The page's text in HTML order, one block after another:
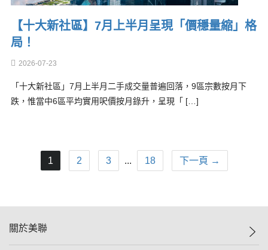
【十大新社區】7月上半月呈現「價穩量縮」格
局！
2026-07-23
「十大新社區」7月上半月二手成交量普遍回落，9區宗數按月下
跌，惟當中6區平均實用呎價按月錄升，呈現「 […]
1 2 3 ... 18 下一頁 →
關於美聯